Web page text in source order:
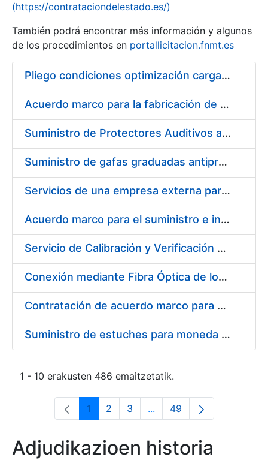
Erakutsi/Ezkutatu
(https://contrataciondelestado.es/)
También podrá encontrar más información y algunos
de los procedimientos en portallicitacion.fnmt.es
Pliego condiciones optimización cargas compras firmado
Acuerdo marco para la fabricación de piezas
Suministro de Protectores Auditivos a medida para las personas trabajadoras de los Centros de Trabajo de Madrid y Burgos
Suministro de gafas graduadas antiproyecciones para los trabajadores de la FNMT-RCM en los centros de trabajo de Madrid y Burgos
Servicios de una empresa externa para el asesoramiento y resolución de los recursos de alzada que se presentan relacionados con procesos de selección para la FNMT-RCM
Acuerdo marco para el suministro e instalación de persianas, estores y otros complementos
Servicio de Calibración y Verificación Externa de los Equipos de Medición del Servicio de Prevención de la FNMT-RCM
Conexión mediante Fibra Óptica de los Centros de Proceso de Datos (CPDs) de las sedes de la FNMT-RCM de Burgos y Madrid
Contratación de acuerdo marco para el Suministro de Material de Electricidad para la Fábrica Nacional de Moneda y Timbre-Real Casa de la Moneda en su centro de trabajo de Burgos
Suministro de estuches para moneda de 30 €
1 - 10 erakusten 486 emaitzetatik.
Orrialdea
1 Orrialdea
2 Orrialdea
3 ...Intermediate Pages Use
Orrialdea
49
Adjudikazioen historia